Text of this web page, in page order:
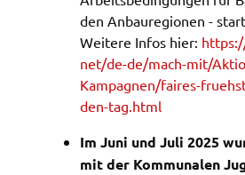
den Anbau­re­gio­nen -
Weite­re Infos hier:
net/​de-​de/​mach-​mit/​
Kampagnen/​faires-​
den-​tag.​html
Im Juni und Juli 2025
mit der Kommu­na­len
Zweck:
Anzeige Google Kartendienst
BayernAtlas
Name:
bayern_atlas